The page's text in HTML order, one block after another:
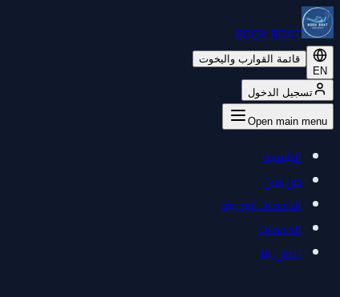
BOOK BOAT
EN
قائمة القوارب واليخوت
تسجيل الدخول
Open main menu
الرئيسية
من نحن
الخدمات البحرية
الخدمات
اتصل بنا